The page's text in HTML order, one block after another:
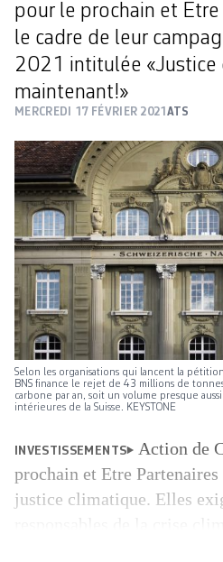
pour le prochain et
le cadre de leur
2021 intitulée «Justice
maintenant!»
MERCREDI 17 FÉVRIER 2021 ATS
Selon les organisations qui lancent la
BNS finance le rejet de 43 millions de
carbone par an, soit un volume presque
intérieures de la Suisse. KEYSTONE
INVESTISSEMENTS
Action de
prochain et Etre
justice climatique. Elles